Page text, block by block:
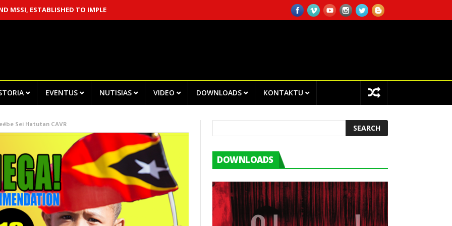
TO IMPLEMENT THE CHEGA! RECOMMENDATIONS CENTRO CHEGA!I.P EMPLOYEES ATTENDED TRAINING ON INTERNAL
EVENTUS NUTISIAS VIDEO DOWNLOADS KONTAKTU
Sei Hatutan CAVR
DOWNLOADS